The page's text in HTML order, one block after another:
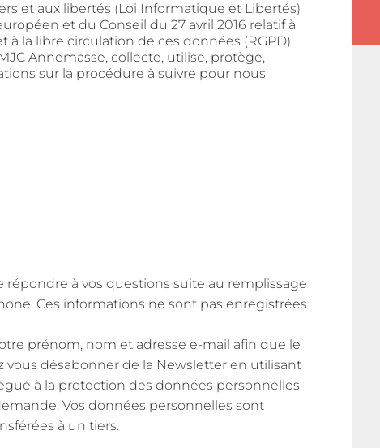
et aux libertés (Loi Informatique et Libertés)
et du Conseil du 27 avril 2016 relatif à
la libre circulation de ces données (RGPD),
Annemasse, collecte, utilise, protège,
sur la procédure à suivre pour nous
à vos questions suite au remplissage
Ces informations ne sont pas enregistrées
prénom, nom et adresse e-mail afin que le
désabonner de la Newsletter en utilisant
à la protection des données personnelles
Vos données personnelles sont
à un tiers.